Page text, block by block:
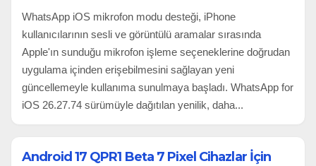
WhatsApp iOS mikrofon modu desteği, iPhone
kullanıcılarının sesli ve görüntülü aramalar sırasında
Apple'ın sunduğu mikrofon işleme seçeneklerine doğrudan
uygulama içinden erişebilmesini sağlayan yeni
güncellemeyle kullanıma sunulmaya başladı. WhatsApp for
iOS 26.27.74 sürümüyle dağıtılan yenilik, daha...
Android 17 QPR1 Beta 7 Pixel Cihazlar İçin